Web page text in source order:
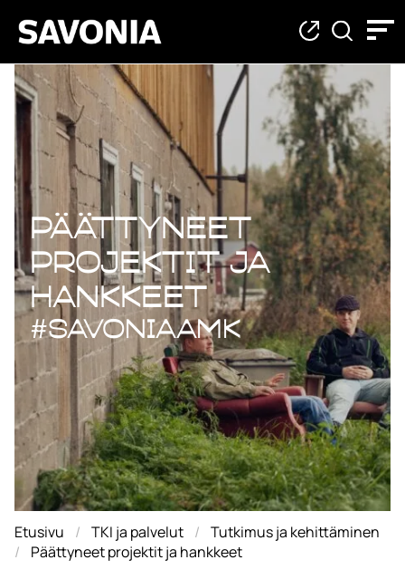
Päättyneet
Päättyneet
projektit ja
hankkeet
#savoniaAMK
Etusivu TKI ja palvelut
Tutkimus ja kehittäminen
Päättyneet projektit ja hankkeet